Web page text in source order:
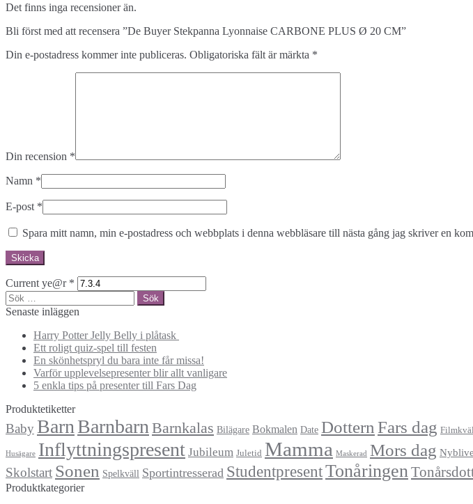
Det finns inga recensioner än.
Bli först med att recensera ”De Buyer Stekpanna Lyonnaise CARBONE PLUS Ø 20 CM”
Din e-postadress kommer inte publiceras. Obligatoriska fält är märkta *
Din recension *
Namn *
E-post *
Spara mitt namn, min e-postadress och webbplats i denna webbläsare till nästa gång jag skriver en
Current ye@r *
Sök
efter:
Senaste inläggen
Harry Potter Jelly Belly i plåtask
Ett roligt quiz-spel till festen
En skönhetspryl du bara inte får missa!
Varför upplevelsepresenter blir allt vanligare
5 enkla tips på presenter till Fars Dag
Produktetiketter
Baby Barn Barnbarn Barnkalas Bilägare Bokmalen Date Dottern Fars dag
Husägare Inflyttningspresent Jubileum Juletid Mamma Maskerad Mors dag
Skolstart Sonen Spelkväll Sportintresserad StudentpresentTonåringen
Produktkategorier